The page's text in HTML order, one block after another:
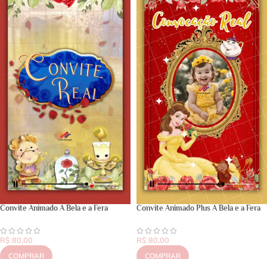
Convite Animado A Bela e a Fera
R$ 80,00
COMPRAR
Convite Animado Plus A Bela e a Fera
R$ 80,00
COMPRAR